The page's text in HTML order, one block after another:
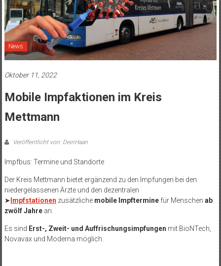
News
Oktober 11, 2022
Mobile Impfaktionen im Kreis
Mettmann
Veröffentlicht von: DeinHaan
Impfbus: Termine und Standorte
Der Kreis Mettmann bietet ergänzend zu den Impfungen bei den
niedergelassenen Ärzte und den dezentralen
➤ Impfstationen zusätzliche mobile Impfterminefür Menschen ab
zwölf Jahrean.
Es sind Erst-, Zweit- und Auffrischungsimpfungen mit BioNTech,
Novavax und Moderna möglich.